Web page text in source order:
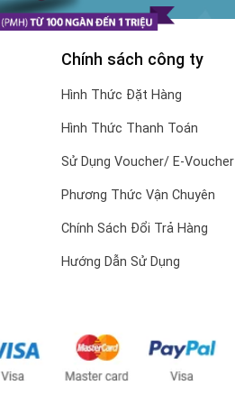
Chính sách công ty
Hình Thức Đặt Hàng
Hình Thức Thanh Toán
Sử Dụng Voucher/ E-Voucher
Phương Thức Vận Chuyên
Chính Sách Đổi Trả Hàng
Hướng Dẫn Sử Dụng